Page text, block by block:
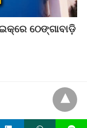
ଠେଙ୍ଗାବାଡ଼ି